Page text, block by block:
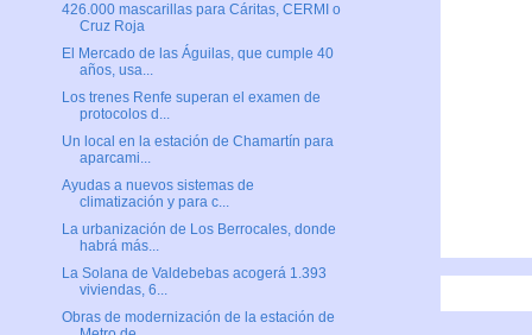
426.000 mascarillas para Cáritas, CERMI o
Cruz Roja
El Mercado de las Águilas, que cumple 40
años, usa...
Los trenes Renfe superan el examen de
protocolos d...
Un local en la estación de Chamartín para
aparcami...
Ayudas a nuevos sistemas de
climatización y para c...
La urbanización de Los Berrocales, donde
habrá más...
La Solana de Valdebebas acogerá 1.393
viviendas, 6...
Obras de modernización de la estación de